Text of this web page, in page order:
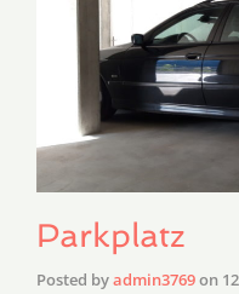
Parkplatz
Posted byadmin3769on